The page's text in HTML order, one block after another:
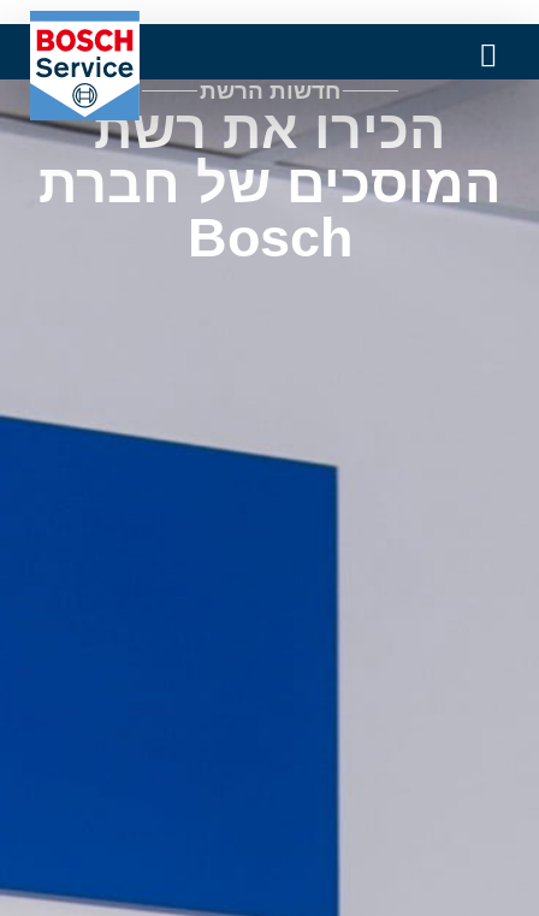
חדשות הרשת
הכירו את רשת
המוסכים של חברת
Bosch